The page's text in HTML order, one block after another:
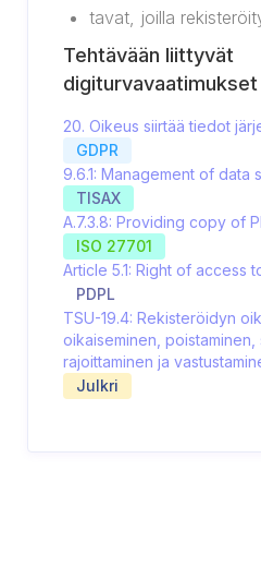
tavat, joilla
Tehtävään liittyvät
digiturvavaatimukset
20. Oikeus siirtää tiedot
GDPR
9.6.1: Management of data
TISAX
A.7.3.8: Providing copy of
ISO 27701
Article 5.1: Right of access
PDPL
TSU-19.4: Rekisteröidyn
oikaiseminen,
rajoittaminen ja
Julkri